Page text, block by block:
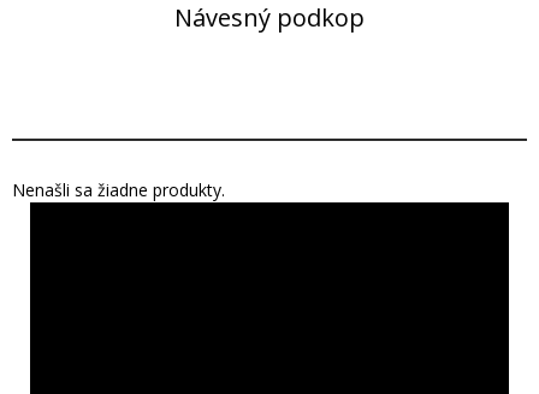
Návesný podkop
Nenašli sa žiadne produkty.